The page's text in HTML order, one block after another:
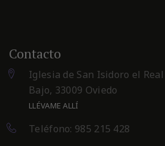
Contacto
Iglesia de San Isidoro el Real
Bajo, 33009 Oviedo
LLÉVAME ALLÍ
Teléfono: 985 215 428